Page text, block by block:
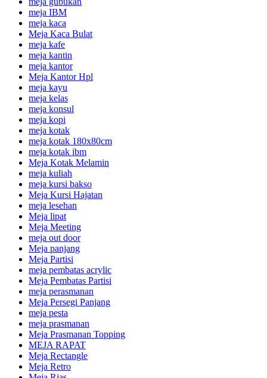
meja IBM
meja kaca
Meja Kaca Bulat
meja kafe
meja kantin
meja kantor
Meja Kantor Hpl
meja kayu
meja kelas
meja konsul
meja kopi
meja kotak
meja kotak 180x80cm
meja kotak ibm
Meja Kotak Melamin
meja kuliah
meja kursi bakso
Meja Kursi Hajatan
meja lesehan
Meja lipat
Meja Meeting
meja out door
Meja panjang
Meja Partisi
meja pembatas acrylic
Meja Pembatas Partisi
meja perasmanan
Meja Persegi Panjang
meja pesta
meja prasmanan
Meja Prasmanan Topping
MEJA RAPAT
Meja Rectangle
Meja Retro